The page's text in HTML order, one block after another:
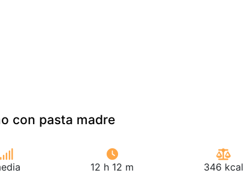
con pasta madre
12 h 12 m 346 kcal